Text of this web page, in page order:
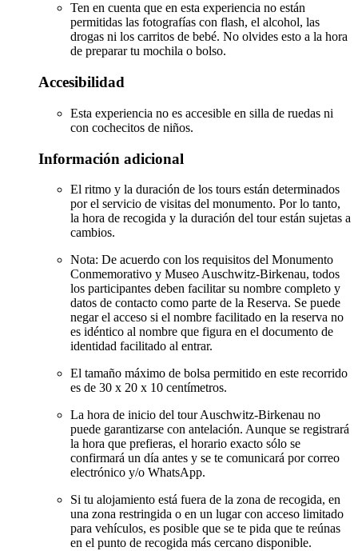
Ten en cuenta que en esta experiencia no están
permitidas las fotografías con flash, el alcohol, las
drogas ni los carritos de bebé. No olvides esto a la hora
de preparar tu mochila o bolso.
Accesibilidad
Esta experiencia no es accesible en silla de ruedas ni
con cochecitos de niños.
Información adicional
El ritmo y la duración de los tours están determinados
por el servicio de visitas del monumento. Por lo tanto,
la hora de recogida y la duración del tour están sujetas a
cambios.
Nota: De acuerdo con los requisitos del Monumento
Conmemorativo y Museo Auschwitz-Birkenau, todos
los participantes deben facilitar su nombre completo y
datos de contacto como parte de la Reserva. Se puede
negar el acceso si el nombre facilitado en la reserva no
es idéntico al nombre que figura en el documento de
identidad facilitado al entrar.
El tamaño máximo de bolsa permitido en este recorrido
es de 30 x 20 x 10 centímetros.
La hora de inicio del tour Auschwitz-Birkenau no
puede garantizarse con antelación. Aunque se registrará
la hora que prefieras, el horario exacto sólo se
confirmará un día antes y se te comunicará por correo
electrónico y/o WhatsApp.
Si tu alojamiento está fuera de la zona de recogida, en
una zona restringida o en un lugar con acceso limitado
para vehículos, es posible que se te pida que te reúnas
en el punto de recogida más cercano disponible.